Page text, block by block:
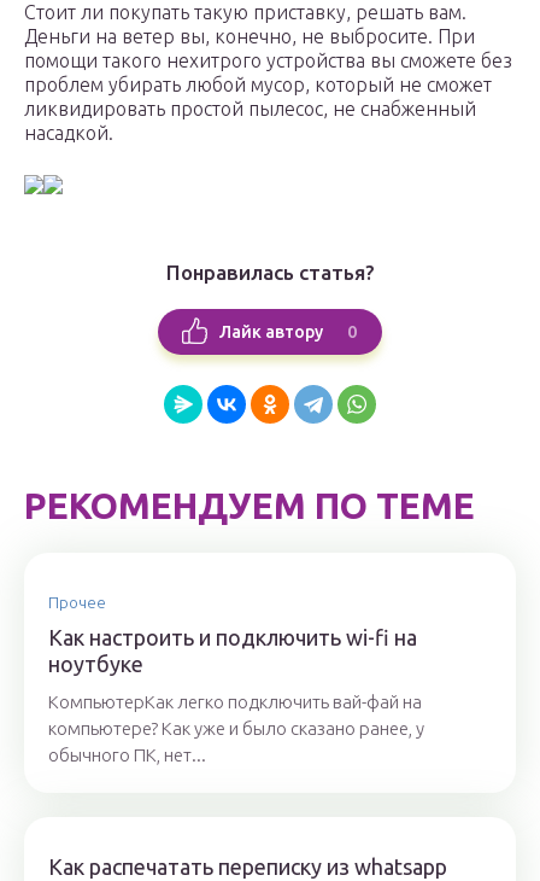
Стоит ли покупать такую приставку, решать вам.
Деньги на ветер вы, конечно, не выбросите. При
помощи такого нехитрого устройства вы сможете без
проблем убирать любой мусор, который не сможет
ликвидировать простой пылесос, не снабженный
насадкой.
Понравилась статья?
Лайк автору 0
РЕКОМЕНДУЕМ ПО ТЕМЕ
Прочее
Как настроить и подключить wi-fi на
ноутбуке
КомпьютерКак легко подключить вай-фай на
компьютере? Как уже и было сказано ранее, у
обычного ПК, нет...
Как распечатать переписку из whatsapp